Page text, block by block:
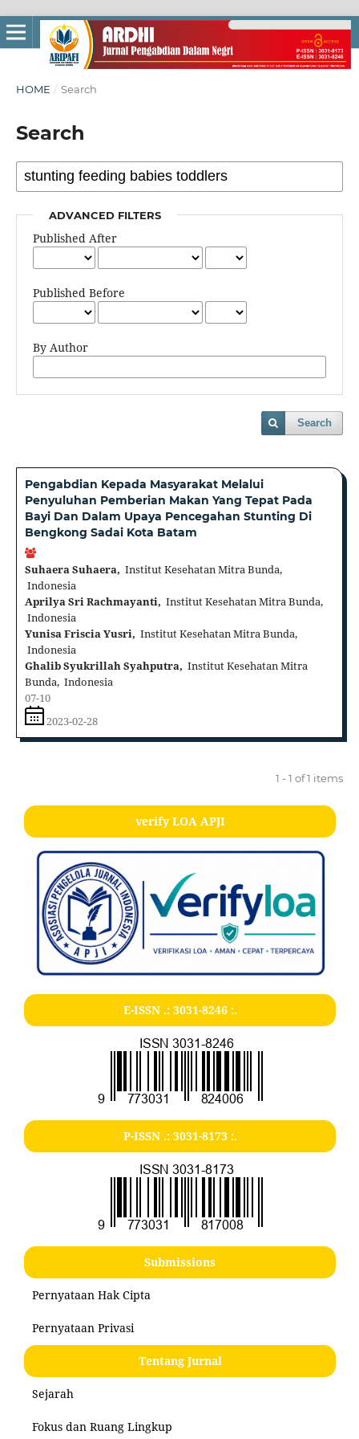
HOME / Search
Search
ADVANCED FILTERS
Published After
Published Before
By Author
Search
Pengabdian Kepada Masyarakat Melalui
Penyuluhan Pemberian Makan Yang Tepat Pada
Bayi Dan Dalam Upaya Pencegahan Stunting Di
Bengkong Sadai Kota Batam
Suhaera Suhaera, Institut Kesehatan Mitra Bunda,
Indonesia
Aprilya Sri Rachmayanti, Institut Kesehatan Mitra Bunda,
Indonesia
Yunisa Friscia Yusri, Institut Kesehatan Mitra Bunda,
Indonesia
Ghalib Syukrillah Syahputra, Institut Kesehatan Mitra
Bunda, Indonesia
07-10
2023-02-28
1 - 1 of 1 items
verify LOA APJI
E-ISSN .: 3031-8246:.
P-ISSN .: 3031-8173:.
Submissions
Pernyataan Hak Cipta
Pernyataan Privasi
Tentang Jurnal
Sejarah
Fokus dan Ruang Lingkup